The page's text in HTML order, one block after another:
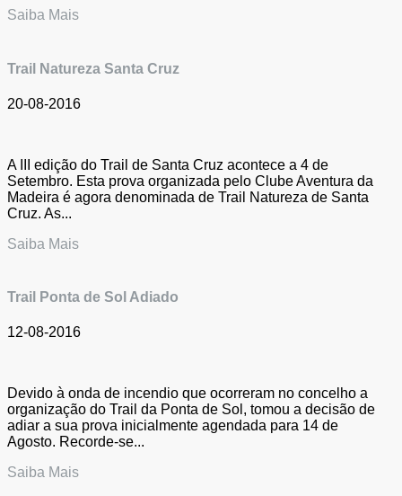
Saiba Mais
Trail Natureza Santa Cruz
20-08-2016
A III edição do Trail de Santa Cruz acontece a 4 de
Setembro. Esta prova organizada pelo Clube Aventura da
Madeira é agora denominada de Trail Natureza de Santa
Cruz. As...
Saiba Mais
Trail Ponta de Sol Adiado
12-08-2016
Devido à onda de incendio que ocorreram no concelho a
organização do Trail da Ponta de Sol, tomou a decisão de
adiar a sua prova inicialmente agendada para 14 de
Agosto. Recorde-se...
Saiba Mais